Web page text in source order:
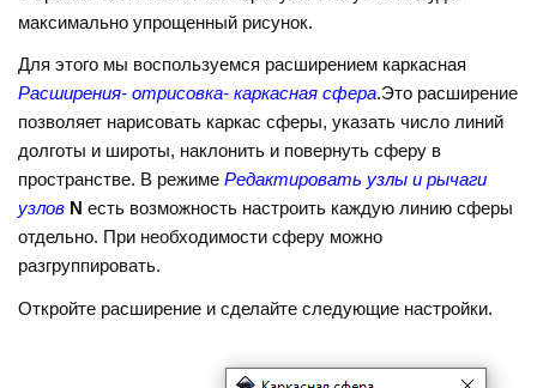
максимально упрощенный рисунок.
Для этого мы воспользуемся расширением каркасная
Расширения- отрисовка- каркасная сфера.Это расширение
позволяет нарисовать каркас сферы, указать число линий
долготы и широты, наклонить и повернуть сферу в
пространстве. В режимеРедактировать узлы и рычаги
узлов N есть возможность настроить каждую линию сферы
отдельно. При необходимости сферу можно
разгруппировать.
Откройте расширение и сделайте следующие настройки.